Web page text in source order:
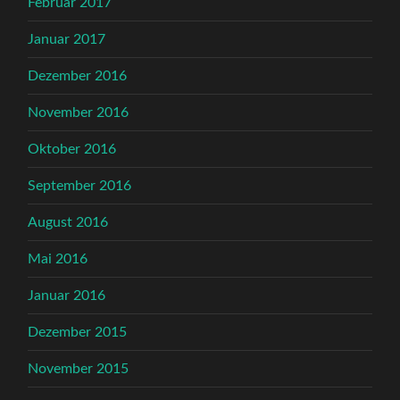
Januar 2017
Dezember 2016
November 2016
Oktober 2016
September 2016
August 2016
Mai 2016
Januar 2016
Dezember 2015
November 2015